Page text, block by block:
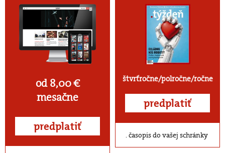
od 8,00 €
mesačne
predplatiť
štvrťročne/polročne/ročne
predplatiť
časopis do vašej schránky